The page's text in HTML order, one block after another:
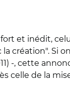
et inédit,
création". Si
-, cette
celle de la